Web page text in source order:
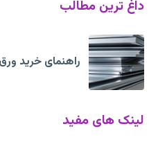
داغ ترین مطالب
راهنمای خرید
لینک های مفید